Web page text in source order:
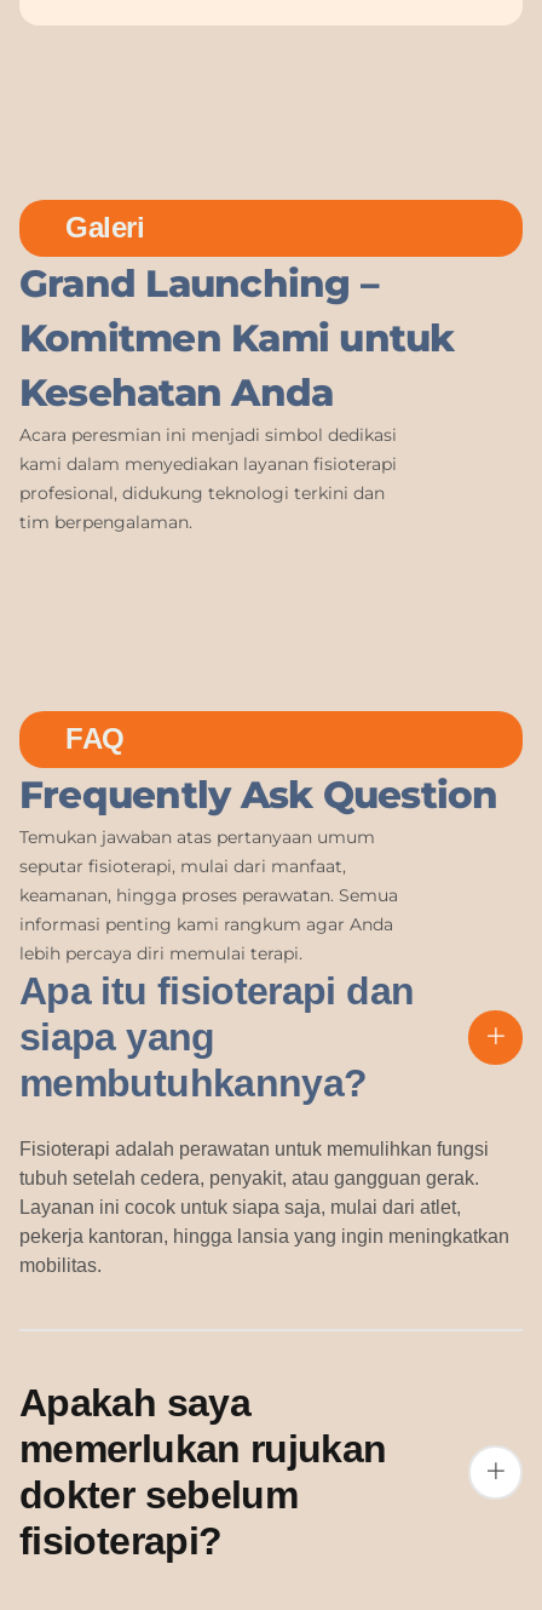
Galeri
Grand Launching –
Komitmen Kami untuk
Kesehatan Anda
Acara peresmian ini menjadi simbol dedikasi
kami dalam menyediakan layanan fisioterapi
profesional, didukung teknologi terkini dan
tim berpengalaman.
FAQ
Frequently Ask Question
Temukan jawaban atas pertanyaan umum
seputar fisioterapi, mulai dari manfaat,
keamanan, hingga proses perawatan. Semua
informasi penting kami rangkum agar Anda
lebih percaya diri memulai terapi.
Apa itu fisioterapi dan
siapa yang
membutuhkannya?
Fisioterapi adalah perawatan untuk memulihkan fungsi
tubuh setelah cedera, penyakit, atau gangguan gerak.
Layanan ini cocok untuk siapa saja, mulai dari atlet,
pekerja kantoran, hingga lansia yang ingin meningkatkan
mobilitas.
Apakah saya
memerlukan rujukan
dokter sebelum
fisioterapi?